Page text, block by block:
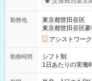
勤務地
東京都世田谷区
東京都世田谷区
アシストワー
勤務時間
シフト制
1日あたりの実働
勤務 勤務：月・水・金